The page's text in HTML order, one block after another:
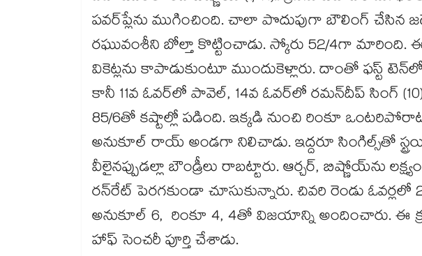
పవర్‌‌‌‌‌‌‌‌‌‌‌‌‌‌‌‌‌‌‌‌‌‌‌‌‌‌‌‌‌‌‌‌‌‌‌‌‌‌‌‌‌‌‌‌‌‌‌‌‌‌‌‌‌‌‌‌‌‌‌‌‌‌‌‌‌‌‌‌‌‌‌‌‌‌‌‌‌‌‌‌‌‌‌‌‌‌‌‌‌‌‌‌‌‌‌‌‌‌‌‌‌‌‌‌‌‌‌‌‌‌‌‌‌‌‌‌‌‌‌‌‌‌‌‌‌‌‌‌ప్లేను ముగించింది. చాలా పొదుపుగా బౌలింగ్‌‌‌‌‌‌‌‌‌‌‌‌‌‌‌‌‌‌‌‌‌‌‌‌‌‌‌‌‌‌‌‌‌‌‌‌‌‌‌‌‌‌‌‌‌‌‌‌‌‌‌‌‌‌‌‌‌‌‌‌‌‌‌‌‌‌‌‌‌‌‌‌‌‌‌‌‌‌‌‌‌‌‌‌‌‌‌‌‌‌‌‌‌‌‌‌‌‌‌‌‌‌‌‌‌‌‌‌‌‌‌‌‌‌‌‌‌‌‌‌‌‌‌‌‌‌‌‌ చేసిన
రఘువంశీని బోల్తా కొట్టించాడు. స్కోరు 52/4గా మారింది.
వికెట్లను కాపాడుకుంటూ ముందుకెళ్లారు. దాంతో ఫస్ట్‌‌‌‌‌‌‌‌‌‌‌‌‌‌‌‌‌‌‌‌‌‌‌‌‌‌‌‌‌‌‌‌‌‌‌‌‌‌‌‌‌‌‌‌‌‌‌‌‌‌‌‌‌‌‌‌‌‌‌‌‌‌‌‌‌‌‌‌‌‌‌‌‌‌‌‌‌‌‌‌‌‌‌‌‌‌‌‌‌‌‌‌‌‌‌‌‌‌‌‌‌‌‌‌‌‌‌‌‌‌‌‌‌‌‌‌‌‌‌‌‌‌‌‌‌‌‌‌
కానీ 11వ ఓవర్‌‌‌‌‌‌‌‌‌‌‌‌‌‌‌‌‌‌‌‌‌‌‌‌‌‌‌‌‌‌‌‌‌‌‌‌‌‌‌‌‌‌‌‌‌‌‌‌‌‌‌‌‌‌‌‌‌‌‌‌‌‌‌‌‌‌‌‌‌‌‌‌‌‌‌‌‌‌‌‌‌‌‌‌‌‌‌‌‌‌‌‌‌‌‌‌‌‌‌‌‌‌‌‌‌‌‌‌‌‌‌‌‌‌‌‌‌‌‌‌‌‌‌‌‌‌‌‌లో పావెల్‌‌‌‌‌‌‌‌‌‌‌‌‌‌‌‌‌‌‌‌‌‌‌‌‌‌‌‌‌‌‌‌‌‌‌‌‌‌‌‌‌‌‌‌‌‌‌‌‌‌‌‌‌‌‌‌‌‌‌‌‌‌‌‌‌‌‌‌‌‌‌‌‌‌‌‌‌‌‌‌‌‌‌‌‌‌‌‌‌‌‌‌‌‌‌‌‌‌‌‌‌‌‌‌‌‌‌‌‌‌‌‌‌‌‌‌‌‌‌‌‌‌‌‌‌‌‌‌, 14వ ఓవర్‌‌‌‌‌‌‌‌‌‌‌‌‌‌‌‌‌‌‌‌‌‌‌‌‌‌‌‌‌‌‌‌‌‌‌‌‌‌‌‌‌‌‌‌‌‌‌‌‌‌‌‌‌‌‌‌‌‌‌‌‌‌‌‌‌‌‌‌‌‌‌‌‌‌‌‌‌‌‌‌‌‌‌‌‌‌‌‌‌‌‌‌‌‌‌‌‌‌‌‌‌‌‌‌‌‌‌‌‌‌‌‌‌‌‌‌‌‌‌‌‌‌‌‌‌‌‌‌లో రమన్‌‌‌‌‌‌‌‌‌‌‌‌‌‌‌‌‌‌‌‌‌‌‌‌‌‌‌‌‌‌‌‌‌‌‌‌‌‌‌‌‌‌‌‌‌‌‌‌‌‌‌‌‌‌‌‌‌‌‌‌‌‌‌‌‌‌‌‌‌‌‌‌‌‌‌‌‌‌‌‌‌‌‌‌‌‌‌‌‌‌‌‌‌‌‌‌‌‌‌‌‌‌‌‌‌‌‌‌‌‌‌‌‌‌‌‌‌‌‌‌‌‌‌‌‌‌‌‌దీప్‌‌‌‌‌‌‌‌‌‌‌‌‌‌‌‌‌‌‌‌‌‌‌‌‌‌‌‌‌‌‌‌‌‌‌‌‌‌‌‌‌‌‌‌‌‌‌‌‌‌‌‌‌‌‌‌‌‌‌‌‌‌‌‌‌‌‌‌‌‌‌‌‌‌‌‌‌‌‌‌‌‌‌‌‌‌‌‌‌‌‌‌‌‌‌‌‌‌‌‌‌‌‌‌‌‌‌‌‌‌‌‌‌‌‌‌‌‌‌‌‌‌‌‌‌‌‌‌ సింగ్‌‌‌‌‌‌‌‌‌‌‌‌‌‌‌‌‌‌‌‌‌‌‌‌‌‌‌‌‌‌‌‌‌‌‌‌‌‌‌‌‌‌‌‌‌‌‌‌‌‌‌‌‌‌‌‌‌‌‌‌‌‌‌‌‌‌‌‌‌‌‌‌‌‌‌‌‌‌‌‌‌‌‌‌‌‌‌‌‌‌‌‌‌‌‌‌‌‌‌‌‌‌‌‌‌‌‌‌‌‌‌‌‌‌‌‌‌‌‌‌‌‌‌‌‌‌‌‌
85/6తో కష్టాల్లో పడింది. ఇక్కడి నుంచి రింకూ
అనుకూల్‌‌‌‌‌‌‌‌‌‌‌‌‌‌‌‌‌‌‌‌‌‌‌‌‌‌‌‌‌‌‌‌‌‌‌‌‌‌‌‌‌‌‌‌‌‌‌‌‌‌‌‌‌‌‌‌‌‌‌‌‌‌‌‌‌‌‌‌‌‌‌‌‌‌‌‌‌‌‌‌‌‌‌‌‌‌‌‌‌‌‌‌‌‌‌‌‌‌‌‌‌‌‌‌‌‌‌‌‌‌‌‌‌‌‌‌‌‌‌‌‌‌‌‌‌‌‌‌ రాయ్‌‌‌‌‌‌‌‌‌‌‌‌‌‌‌‌‌‌‌‌‌‌‌‌‌‌‌‌‌‌‌‌‌‌‌‌‌‌‌‌‌‌‌‌‌‌‌‌‌‌‌‌‌‌‌‌‌‌‌‌‌‌‌‌‌‌‌‌‌‌‌‌‌‌‌‌‌‌‌‌‌‌‌‌‌‌‌‌‌‌‌‌‌‌‌‌‌‌‌‌‌‌‌‌‌‌‌‌‌‌‌‌‌‌‌‌‌‌‌‌‌‌‌‌‌‌‌‌ అండగా నిలిచాడు. ఇద్దరూ సింగిల్స్‌‌‌‌‌‌‌‌‌‌‌‌‌‌‌‌‌‌‌‌‌‌‌‌‌‌‌‌‌‌‌‌‌‌‌‌‌‌‌‌‌‌‌‌‌‌‌‌‌‌‌‌‌‌‌‌‌‌‌‌‌‌‌‌‌‌‌‌‌‌‌‌‌‌‌‌‌‌‌‌‌‌‌‌‌‌‌‌‌‌‌‌‌‌‌‌‌‌‌‌‌‌‌‌‌‌‌‌‌‌‌‌‌‌‌‌‌‌‌‌‌‌‌‌‌‌‌‌తో
వీలైనప్పుడల్లా బౌండ్రీలు రాబట్టారు. ఆర్చర్‌‌‌‌‌‌‌‌‌‌‌‌‌‌‌‌‌‌‌‌‌‌‌‌‌‌‌‌‌‌‌‌‌‌‌‌‌‌‌‌‌‌‌‌‌‌‌‌‌‌‌‌‌‌‌‌‌‌‌‌‌‌‌‌‌‌‌‌‌‌‌‌‌‌‌‌‌‌‌‌‌‌‌‌‌‌‌‌‌‌‌‌‌‌‌‌‌‌‌‌‌‌‌‌‌‌‌‌‌‌‌‌‌‌‌‌‌‌‌‌‌‌‌‌‌‌‌‌, బిష్ణోయ్‌‌‌‌‌‌‌‌‌‌‌‌‌‌‌‌‌‌‌‌‌‌‌‌‌‌‌‌‌‌‌‌‌‌‌‌‌‌‌‌‌‌‌‌‌‌‌‌‌‌‌‌‌‌‌‌‌‌‌‌‌‌‌‌‌‌‌‌‌‌‌‌‌‌‌‌‌‌‌‌‌‌‌‌‌‌‌‌‌‌‌‌‌‌‌‌‌‌‌‌‌‌‌‌‌‌‌‌‌‌‌‌‌‌‌‌‌‌‌‌‌‌‌‌‌‌‌‌ను
రన్‌‌‌‌‌‌‌‌‌‌‌‌‌‌‌‌‌‌‌‌‌‌‌‌‌‌‌‌‌‌‌‌‌‌‌‌‌‌‌‌‌‌‌‌‌‌‌‌‌‌‌‌‌‌‌‌‌‌‌‌‌‌‌‌‌‌‌‌‌‌‌‌‌‌‌‌‌‌‌‌‌‌‌‌‌‌‌‌‌‌‌‌‌‌‌‌‌‌‌‌‌‌‌‌‌‌‌‌‌‌‌‌‌‌‌‌‌‌‌‌‌‌‌‌‌‌‌‌రేట్‌‌‌‌‌‌‌‌‌‌‌‌‌‌‌‌‌‌‌‌‌‌‌‌‌‌‌‌‌‌‌‌‌‌‌‌‌‌‌‌‌‌‌‌‌‌‌‌‌‌‌‌‌‌‌‌‌‌‌‌‌‌‌‌‌‌‌‌‌‌‌‌‌‌‌‌‌‌‌‌‌‌‌‌‌‌‌‌‌‌‌‌‌‌‌‌‌‌‌‌‌‌‌‌‌‌‌‌‌‌‌‌‌‌‌‌‌‌‌‌‌‌‌‌‌‌‌‌ పెరగకుండా చూసుకున్నారు. చివరి రెండు ఓవర్లలో
అనుకూల్‌‌‌‌‌‌‌‌‌‌‌‌‌‌‌‌‌‌‌‌‌‌‌‌‌‌‌‌‌‌‌‌‌‌‌‌‌‌‌‌‌‌‌‌‌‌‌‌‌‌‌‌‌‌‌‌‌‌‌‌‌‌‌‌‌‌‌‌‌‌‌‌‌‌‌‌‌‌‌‌‌‌‌‌‌‌‌‌‌‌‌‌‌‌‌‌‌‌‌‌‌‌‌‌‌‌‌‌‌‌‌‌‌‌‌‌‌‌‌‌‌‌‌‌‌‌‌‌ 6, రింకూ 4, 4తో విజయాన్ని అందించారు. ఈ
హాఫ్‌‌‌‌‌‌‌‌‌‌‌‌‌‌‌‌‌‌‌‌‌‌‌‌‌‌‌‌‌‌‌‌‌‌‌‌‌‌‌‌‌‌‌‌‌‌‌‌‌‌‌‌‌‌‌‌‌‌‌‌‌‌‌‌‌‌‌‌‌‌‌‌‌‌‌‌‌‌‌‌‌‌‌‌‌‌‌‌‌‌‌‌‌‌‌‌‌‌‌‌‌‌‌‌‌‌‌‌‌‌‌‌‌‌‌‌‌‌‌‌‌‌‌‌‌‌‌‌ సెంచరీ పూర్తి చేశాడు.